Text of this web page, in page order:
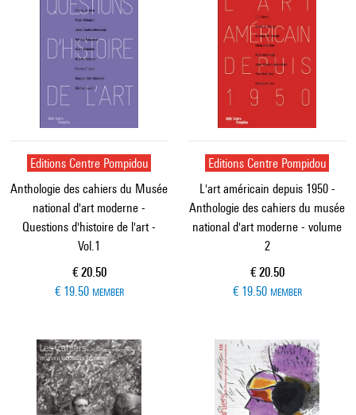
Editions Centre Pompidou
Anthologie des cahiers du Musée
national d'art moderne -
Questions d'histoire de l'art -
Vol.1
Current price
€ 20.50
€ 19.50 MEMBER
Editions Centre Pompidou
L'art américain depuis 1950 -
Anthologie des cahiers du musée
national d'art moderne - volume
2
Current price
€ 20.50
€ 19.50 MEMBER